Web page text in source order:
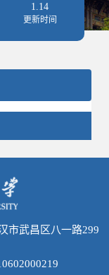
1.14
更新时间
市武昌区八一路299